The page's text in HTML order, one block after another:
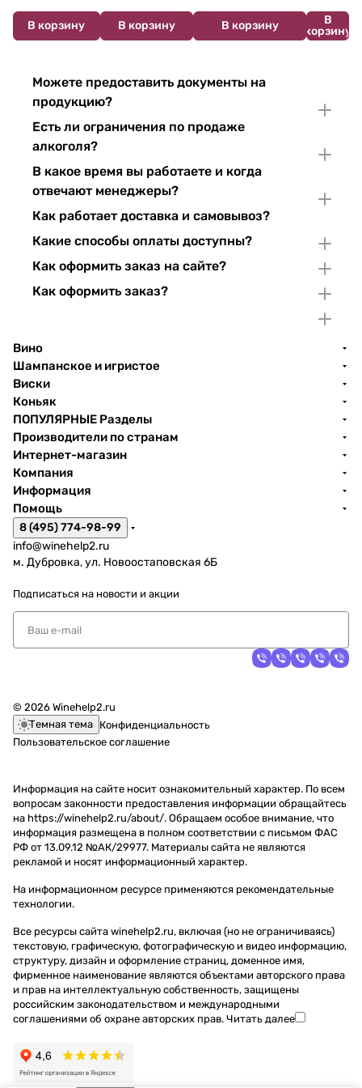
В корзину В корзину В корзину
В
корзину
Можете предоставить документы на
продукцию?
Есть ли ограничения по продаже
алкоголя?
В какое время вы работаете и когда
отвечают менеджеры?
Как работает доставка и самовывоз?
Какие способы оплаты доступны?
Как оформить заказ на сайте?
Как оформить заказ?
Вино
Шампанское и игристое
Виски
Коньяк
ПОПУЛЯРНЫЕ Разделы
Производители по странам
Интернет-магазин
Компания
Информация
Помощь
8 (495) 774-98-99
info@winehelp2.ru
м. Дубровка, ул. Новоостаповская 6Б
Подписаться на новости и акции
© 2026 Winehelp2.ru
Темная тема Конфиденциальность
Пользовательское соглашение
Информация на сайте носит ознакомительный характер. По всем
вопросам законности предоставления информации обращайтесь
на https://winehelp2.ru/about/. Обращаем особое внимание, что
информация размещена в полном соответствии с письмом ФАС
РФ от 13.09.12 №АК/29977. Материалы сайта не являются
рекламой и носят информационный характер.
На информационном ресурсе применяются рекомендательные
технологии.
Все ресурсы сайта winehelp2.ru, включая (но не ограничиваясь)
текстовую, графическую, фотографическую и видео информацию,
структуру, дизайн и оформление страниц, доменное имя,
фирменное наименование являются объектами авторского права
и прав на интеллектуальную собственность, защищены
российским законодательством и международными
соглашениями об охране авторских прав. Читать далее